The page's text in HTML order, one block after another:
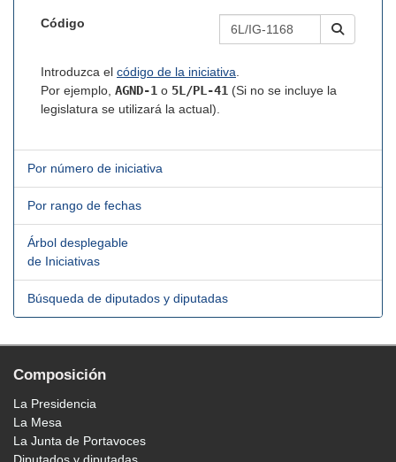
Código
Introduzca el código de la iniciativa.
Por ejemplo, AGND-1 o 5L/PL-41 (Si no se incluye la
legislatura se utilizará la actual).
Por número de iniciativa
Por rango de fechas
Árbol desplegable
de Iniciativas
Búsqueda de diputados y diputadas
Composición
La Presidencia
La Mesa
La Junta de Portavoces